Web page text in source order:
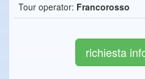
Tour operator: Francorosso
richiesta